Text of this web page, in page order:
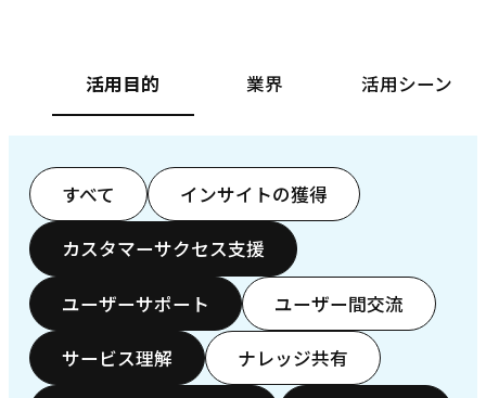
活用目的 業界 活用シーン
すべて インサイトの獲得
カスタマーサクセス支援
ユーザーサポート ユーザー間交流
サービス理解 ナレッジ共有